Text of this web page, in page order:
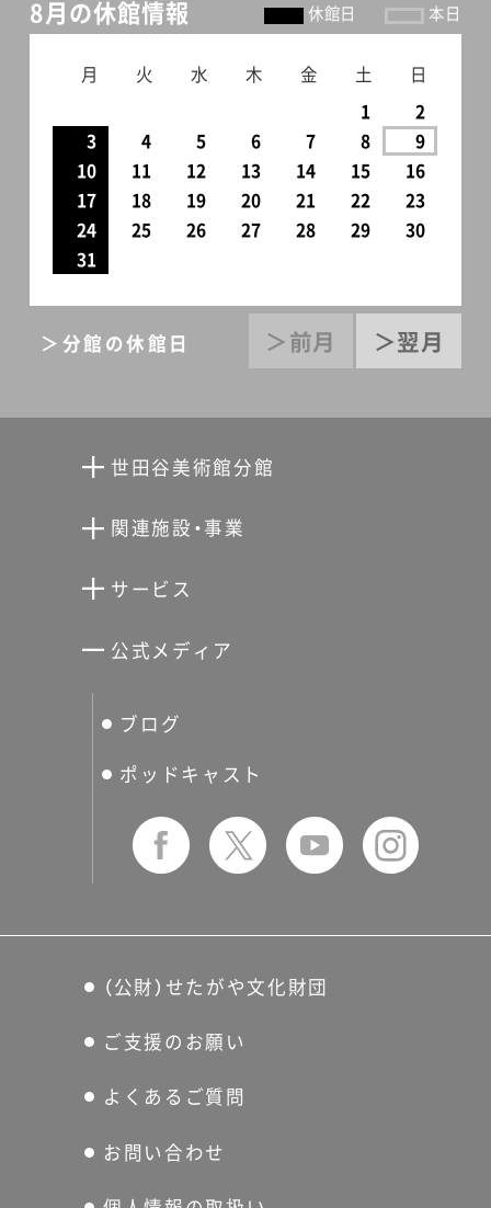
8月の休館情報 休館日 本日
月 火 水 木 金 土 日
1
2
3
4 5 6 7 8
9
10
11 12 13 14 15
16
17
18 19 20 21 22
23
24
25 26 27 28 29
30
31
＞前月 ＞翌月
＞分館の休館日
世田谷美術館分館
向井潤吉アトリエ館
分館スケジュール
関連施設・事業
せたおん
サービス
友の会
公式メディア
ブログ
ポッドキャスト
（公財）せたがや文化財団
ご支援のお願い
よくあるご質問
お問い合わせ